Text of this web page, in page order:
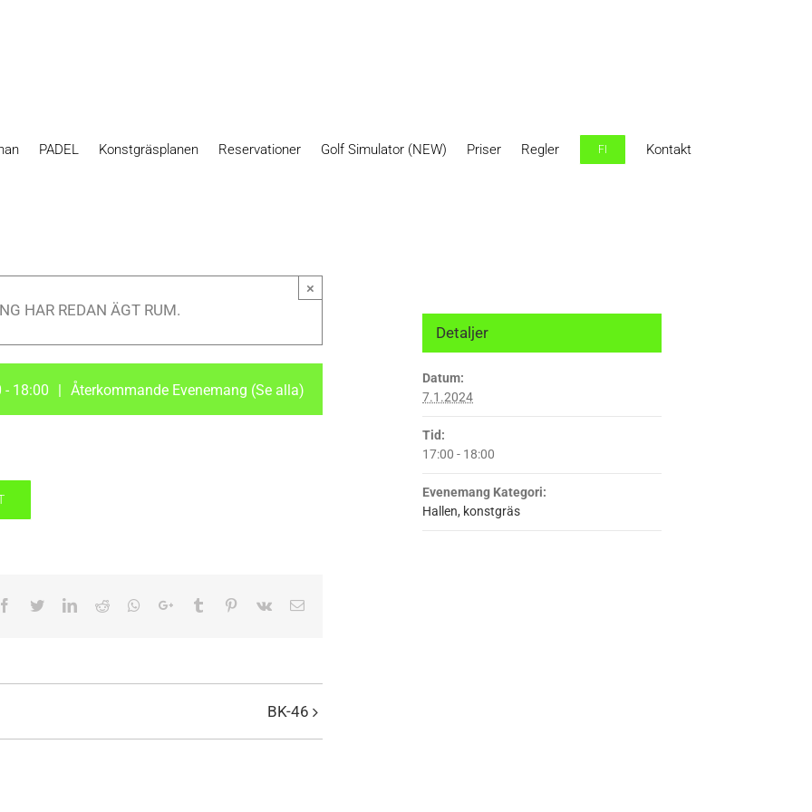
PADEL Konstgräsplanen Reservationer Golf Simulator (NEW) Priser Regler FI Kontakt
×
HAR REDAN ÄGT RUM.
- 18:00 | Återkommande Evenemang (Se alla)
Facebook
TwitterLinkedIn
Reddit Whatsapp
Google+Tumblr Pinterest
Vk Email
BK-46
Detaljer
Datum:
7.1.2024
Tid:
17:00 - 18:00
Evenemang Kategori:
Hallen, konstgräs